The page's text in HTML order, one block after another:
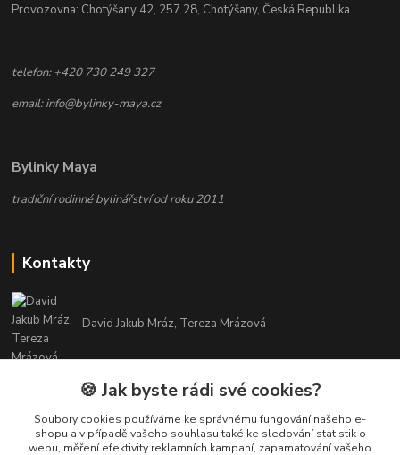
Provozovna: Chotýšany 42, 257 28, Chotýšany, Česká Republika
telefon: +420 730 249 327
email: info@bylinky-maya.cz
Bylinky Maya
tradiční rodinné bylinářství od roku 2011
Kontakty
David Jakub Mráz, Tereza Mrázová
info@bylinky-maya.cz
🍪 Jak byste rádi své cookies?
Soubory cookies používáme ke správnému fungování našeho e-
shopu a v případě vašeho souhlasu také ke sledování statistik o
webu, měření efektivity reklamních kampaní, zapamatování vašeho